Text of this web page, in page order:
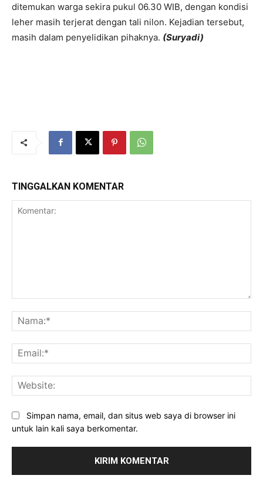
ditemukan warga sekira pukul 06.30 WIB, dengan kondisi
leher masih terjerat dengan tali nilon. Kejadian tersebut,
masih dalam penyelidikan pihaknya. (Suryadi)
TINGGALKAN KOMENTAR
Simpan nama, email, dan situs web saya di browser ini
untuk lain kali saya berkomentar.